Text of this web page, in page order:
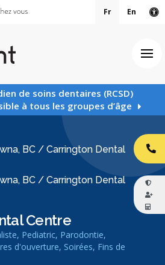
Fr En
de soins dentaires (RCSD)
à tous les groupes d’âge
BC / Carrington Dental
BC / Carrington Dental
Centre
Pediatric, Parodontie,
d'ouverture, Soirées, Fins de